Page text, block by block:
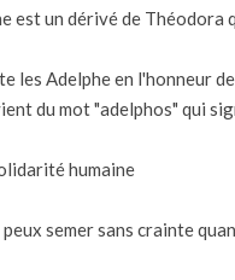
est un dérivé de Théodora
les Adelphe en l'honneur
du mot "adelphos" qui
humaine
peux semer sans crainte